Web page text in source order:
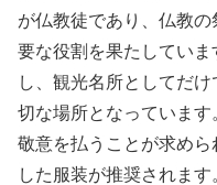
が仏教徒であり、仏教
要な役割を果たしてい
し、観光名所としてだ
切な場所となっています
敬意を払うことが求め
した服装が推奨されます